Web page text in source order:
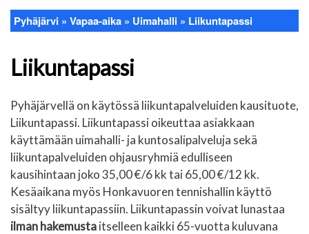
Murupolku
Pyhäjärvi Vapaa-aika Uimahalli Liikuntapassi
Liikuntapassi
Pyhäjärvellä on käytössä liikuntapalveluiden kausituote,
Liikuntapassi. Liikuntapassi oikeuttaa asiakkaan
käyttämään uimahalli- ja kuntosalipalveluja sekä
liikuntapalveluiden ohjausryhmiä edulliseen
kausihintaan joko 35,00 €/6 kk tai 65,00 €/12 kk.
Kesäaikana myös Honkavuoren tennishallin käyttö
sisältyy liikuntapassiin. Liikuntapassin voivat lunastaa
ilman hakemustaitselleen kaikki 65-vuotta kuluvana